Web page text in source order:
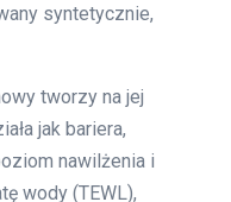
syntetycznie,
tworzy na jej
jak bariera,
nawilżenia i
wody (TEWL),